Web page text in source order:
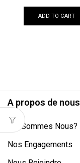
ADD TO CART
A propos de nous
Qui Sommes Nous?
Nos Engagements